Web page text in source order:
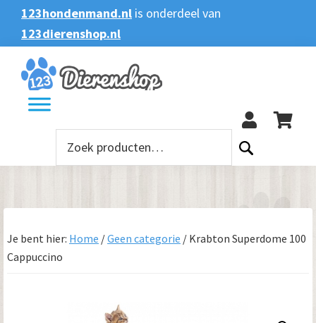
Spring
naar
de
hoofdnavigatie
Door
naar
de
hoofd
inhoud
Spring
naar
de
voettekst
123hondenmand.nl is onderdeel van
123dierenshop.nl
Zoeken
Zoeken
naar:
Je bent hier: Home /Geen categorie / Krabton Superdome 100
Cappuccino